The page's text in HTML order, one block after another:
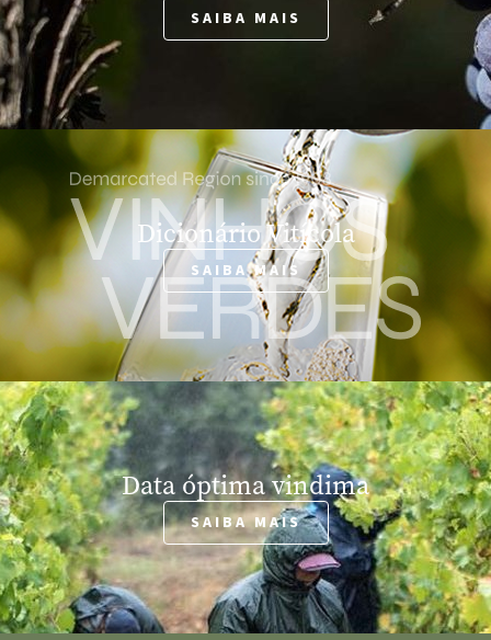
SAIBA MAIS
Dicionário Vitícola
SAIBA MAIS
Data óptima vindima
SAIBA MAIS